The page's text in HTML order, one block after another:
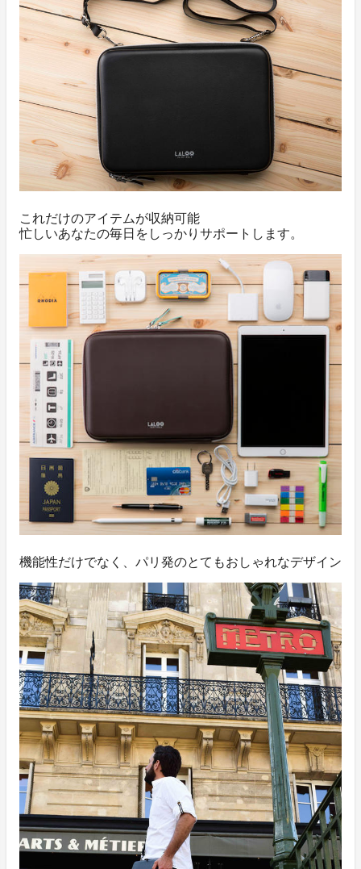
これだけのアイテムが収納可能
忙しいあなたの毎日をしっかりサポートします。
機能性だけでなく、パリ発のとてもおしゃれなデザイン